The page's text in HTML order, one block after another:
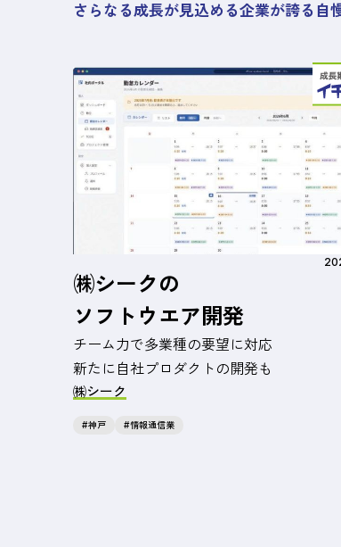
さらなる成長が見込める企業が誇る 自
㈱シークの
ソフトウエア開発
チーム力で多業種の要望に対応
新たに自社プロダクトの開発も
㈱シーク
神戸 情報通信業